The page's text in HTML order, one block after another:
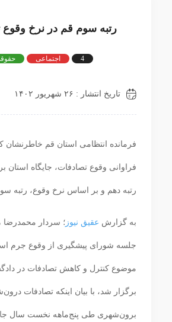
رتبه سوم قم در نرخ وقوع
4 اجتماعی
تاریخ انتشار : ۲۶ شهریور ۱۴۰۲
فرمانده انتظامی استان قم خاطرنشان
فراوانی وقوع تصادفات، جایگاه استان
رتبه دهم و بر اساس نرخ وقوع، رتبه
به گزارش عقیق نیوز ؛ سردار محمدرضا
جلسه شورای پیشگیری از وقوع جرم
موضوع کنترل و کاهش تصادفات در
برگزار شد، با بیان اینکه تصادفات
برون‌شهری طی پنج‌ماهه نخست سال